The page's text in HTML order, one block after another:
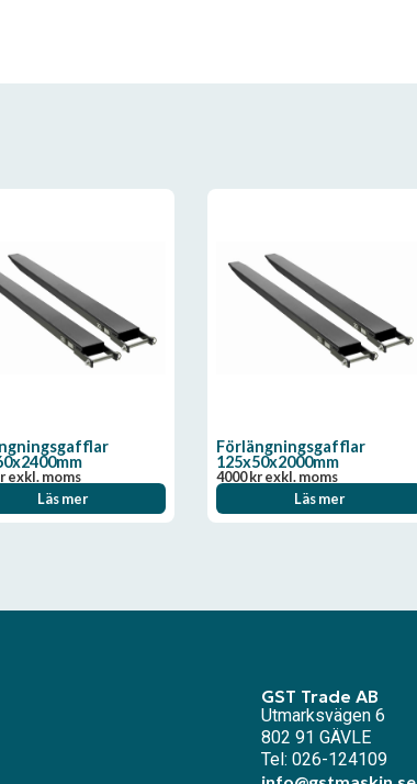
exkl. moms
Läs mer
Förlängningsgafflar
125x50x2000mm
4000krexkl. moms
Läs mer
GST Trade AB
Utmarksvägen 6
802 91 GÄVLE
Tel: 026-124109